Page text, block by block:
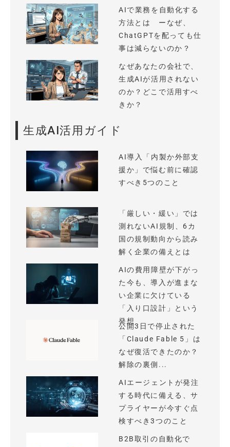
AIで業務を自動化する
方法とは ーなぜ、
ChatGPTを配っても仕
事は減らないのか？
なぜあなたの会社で、
生成AIが活用されない
のか？どこで活用すべ
きか？
生成AI活用ガイド
AI導入「内製か外部支
援か」で悩む前に確認
すべき5つのこと
「厳しい・緩い」では
測れないAI規制、6カ
国の規制動向から読み
解く企業の備えとは
AIの費用障壁が下がっ
た今も、導入が進まな
い企業に欠けている
「入り口設計」という
発想
公開3日で停止された
「Claude Fable 5」は
なぜ復活できたのか？
解除の裏側...
AIエージェントが発注
する時代に備える、サ
プライヤーが今すぐ点
検すべき3つのこと
B2B取引の自動化で